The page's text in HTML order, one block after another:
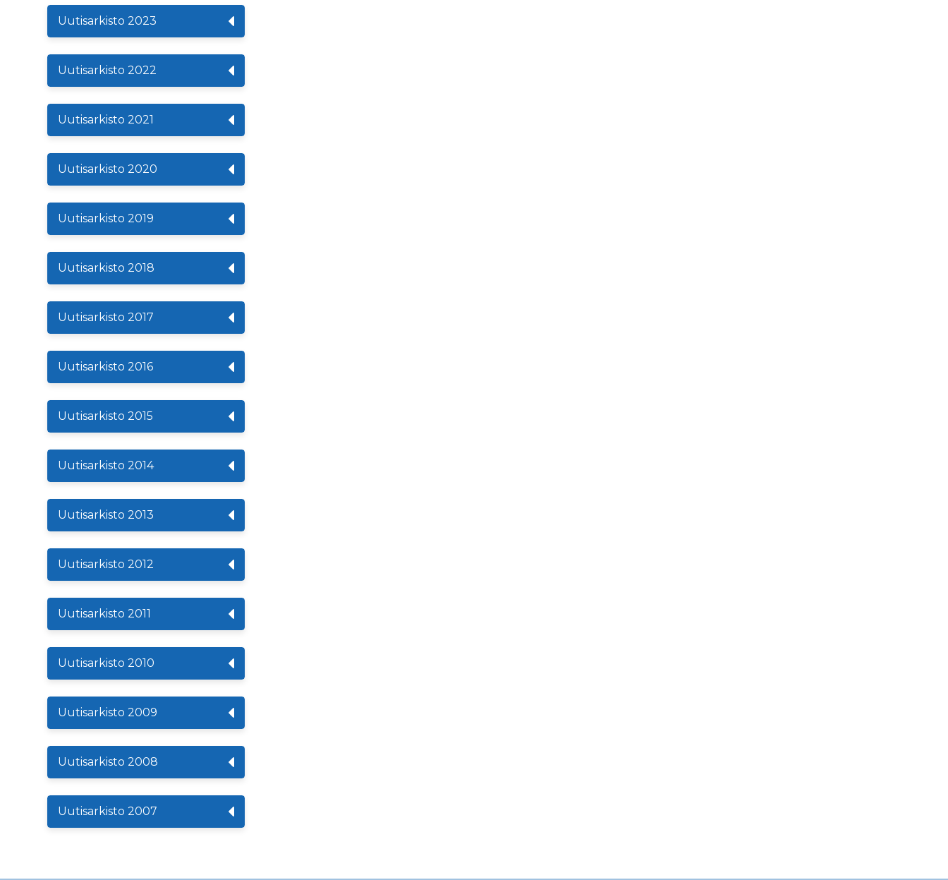
Uutisarkisto 2023
Uutisarkisto 2022
Uutisarkisto 2021
Uutisarkisto 2020
Uutisarkisto 2019
Uutisarkisto 2018
Uutisarkisto 2017
Uutisarkisto 2016
Uutisarkisto 2015
Uutisarkisto 2014
Uutisarkisto 2013
Uutisarkisto 2012
Uutisarkisto 2011
Uutisarkisto 2010
Uutisarkisto 2009
Uutisarkisto 2008
Uutisarkisto 2007